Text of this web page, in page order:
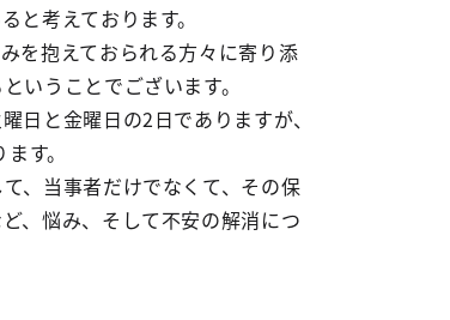
と考えております。
を抱えておられる方々に寄り添
いうことでございます。
日と金曜日の2日でありますが、
す。
、当事者だけでなくて、その保
、悩み、そして不安の解消につ